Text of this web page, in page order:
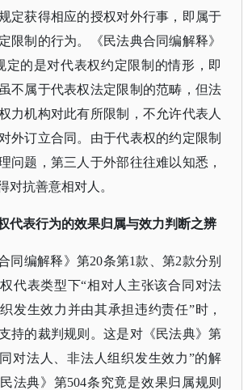
定获得相应的授权对外行事，即属于
限制的行为。《民法典合同编解释》
定的是对代表权约定限制的情形，即
不属于代表权法定限制的范畴，但法
力机构对此有所限制，不允许代表人
外订立合同。由于代表权的约定限制
问题，第三人于外部往往难以知悉，
对抗善意相对人。
代表行为的效果归属与效力判断之辨
同编解释》第20条第1款、第2款分别
代表类型下“相对人主张该合同对法
发生效力并由其承担违约责任”时，
持的裁判规则。这是对《民法典》第
对法人、非法人组织发生效力”的解
法典》第504条究竟是效果归属规则